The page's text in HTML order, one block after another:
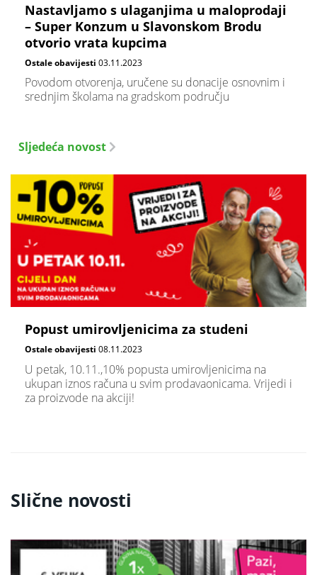
Nastavljamo s ulaganjima u maloprodaji
– Super Konzum u Slavonskom Brodu
otvorio vrata kupcima
Ostale obavijesti 03.11.2023
Povodom otvorenja, uručene su donacije osnovnim i
srednjim školama na gradskom području
Sljedeća novost
Popust umirovljenicima za studeni
Ostale obavijesti 08.11.2023
U petak, 10.11.,10% popusta umirovljenicima na
ukupan iznos računa u svim prodavaonicama. Vrijedi i
za proizvode na akciji!
Slične novosti